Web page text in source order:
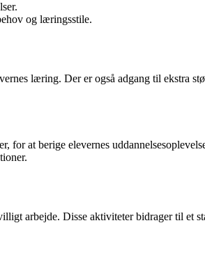
og læringsstile.
læring. Der er også adgang til ekstra
for at berige elevernes
arbejde. Disse aktiviteter bidrager til et